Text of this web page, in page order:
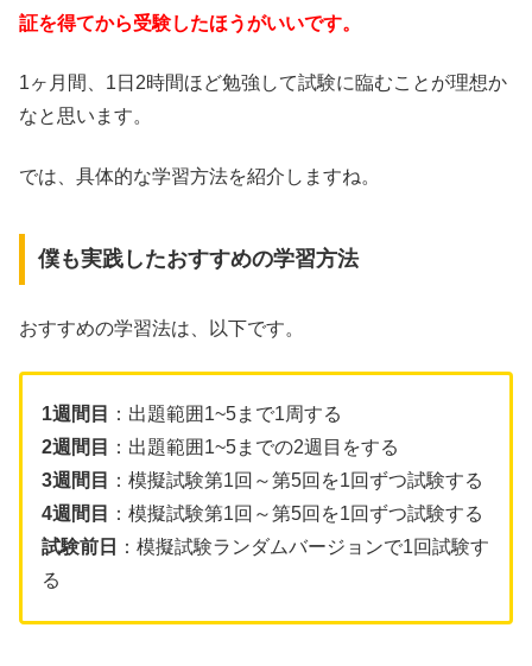
証を得てから受験したほうがいいです。
1ヶ月間、1日2時間ほど勉強して試験に臨むことが理想か
なと思います。
では、具体的な学習方法を紹介しますね。
僕も実践したおすすめの学習方法
おすすめの学習法は、以下です。
1週間目
：出題範囲1~5まで1周する
2週間目
：出題範囲1~5までの2週目をする
3週間目
：模擬試験第1回～第5回を1回ずつ試験する
4週間目
：模擬試験第1回～第5回を1回ずつ試験する
試験前日
：模擬試験ランダムバージョンで1回試験す
る